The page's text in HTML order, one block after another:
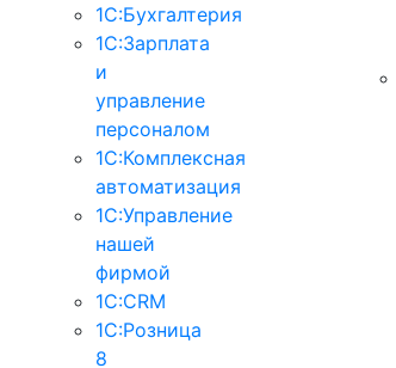
1С:Бухгалтерия
1С:Зарплата
и
управление
персоналом
1С:Комплексная
автоматизация
1С:Управление
нашей
фирмой
1С:CRM
1С:Розница
8